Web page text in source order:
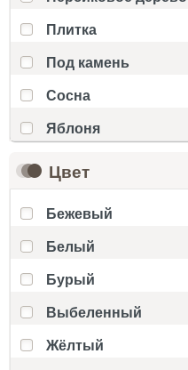
Плитка
Под камень
Сосна
Яблоня
Цвет
Бежевый
Белый
Бурый
Выбеленный
Жёлтый